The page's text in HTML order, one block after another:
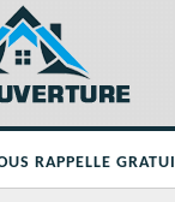
RAPPELLE